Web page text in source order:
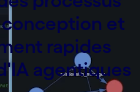
et
rapides
agentiques